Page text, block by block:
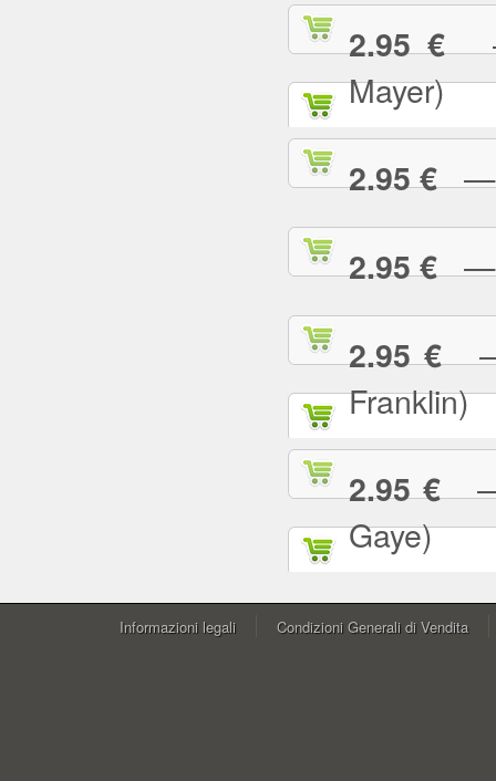
2.95 €—
Mayer)
2.95 €—
2.95 €—
2.95 €—
Franklin)
2.95 €—
Gaye)
Informazioni legali Condizioni Generali di Vendita